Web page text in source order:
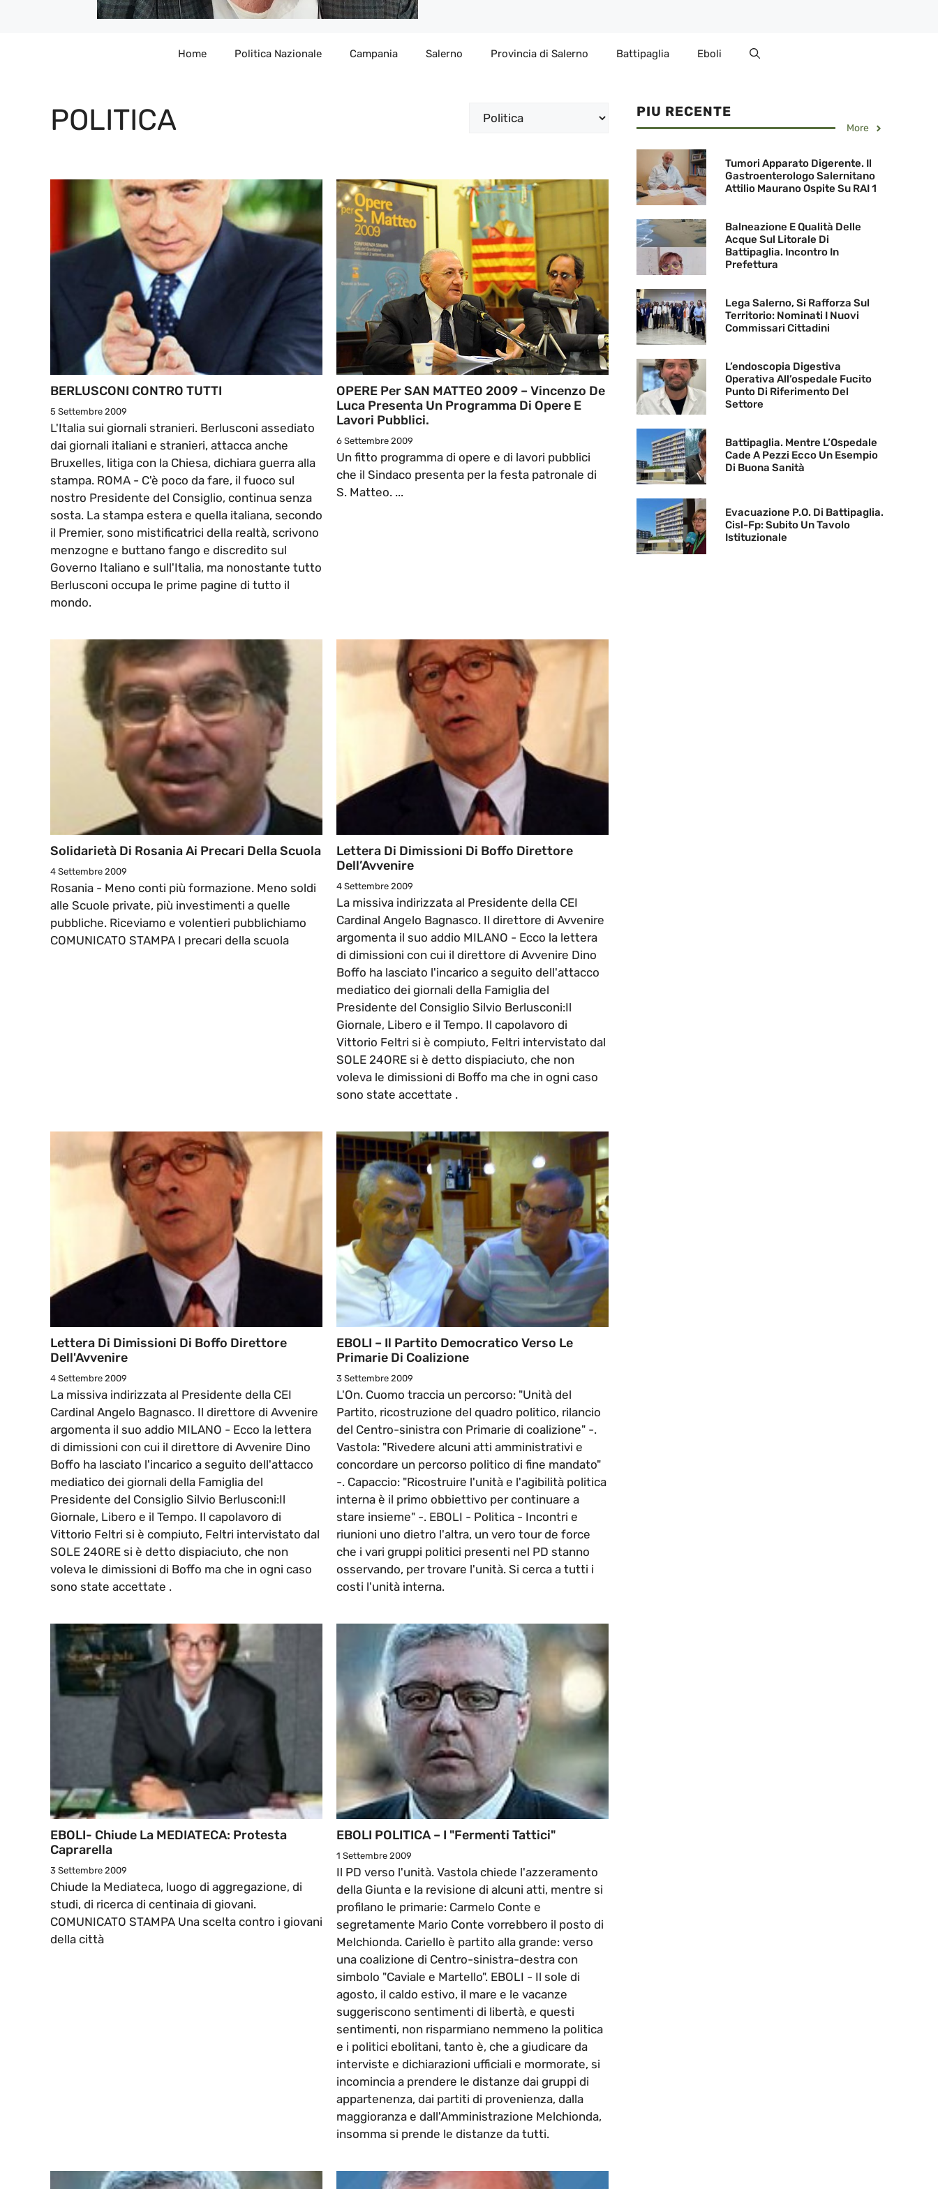
Home Politica Nazionale Campania Salerno Provincia di Salerno Battipaglia Eboli
POLITICA Categorie
BERLUSCONI CONTRO TUTTI
5 Settembre 2009
L'Italia sui giornali stranieri. Berlusconi assediato
dai giornali italiani e stranieri, attacca anche
Bruxelles, litiga con la Chiesa, dichiara guerra alla
stampa. ROMA - C'è poco da fare, il fuoco sul
nostro Presidente del Consiglio, continua senza
sosta. La stampa estera e quella italiana, secondo
il Premier, sono mistificatrici della realtà, scrivono
menzogne e buttano fango e discredito sul
Governo Italiano e sull'Italia, ma nonostante tutto
Berlusconi occupa le prime pagine di tutto il
mondo.
OPERE Per SAN MATTEO 2009 – Vincenzo De
Luca Presenta Un Programma Di Opere E
Lavori Pubblici.
6 Settembre 2009
Un fitto programma di opere e di lavori pubblici
che il Sindaco presenta per la festa patronale di
S. Matteo. ...
Solidarietà Di Rosania Ai Precari Della Scuola
4 Settembre 2009
Rosania - Meno conti più formazione. Meno soldi
alle Scuole private, più investimenti a quelle
pubbliche. Riceviamo e volentieri pubblichiamo
COMUNICATO STAMPA I precari della scuola
Lettera Di Dimissioni Di Boffo Direttore
Dell’Avvenire
4 Settembre 2009
La missiva indirizzata al Presidente della CEI
Cardinal Angelo Bagnasco. Il direttore di Avvenire
argomenta il suo addio MILANO - Ecco la lettera
di dimissioni con cui il direttore di Avvenire Dino
Boffo ha lasciato l'incarico a seguito dell'attacco
mediatico dei giornali della Famiglia del
Presidente del Consiglio Silvio Berlusconi:Il
Giornale, Libero e il Tempo. Il capolavoro di
Vittorio Feltri si è compiuto, Feltri intervistato dal
SOLE 24ORE si è detto dispiaciuto, che non
voleva le dimissioni di Boffo ma che in ogni caso
sono state accettate .
Lettera Di Dimissioni Di Boffo Direttore
Dell'Avvenire
4 Settembre 2009
La missiva indirizzata al Presidente della CEI
Cardinal Angelo Bagnasco. Il direttore di Avvenire
argomenta il suo addio MILANO - Ecco la lettera
di dimissioni con cui il direttore di Avvenire Dino
Boffo ha lasciato l'incarico a seguito dell'attacco
mediatico dei giornali della Famiglia del
Presidente del Consiglio Silvio Berlusconi:Il
Giornale, Libero e il Tempo. Il capolavoro di
Vittorio Feltri si è compiuto, Feltri intervistato dal
SOLE 24ORE si è detto dispiaciuto, che non
voleva le dimissioni di Boffo ma che in ogni caso
sono state accettate .
EBOLI – Il Partito Democratico Verso Le
Primarie Di Coalizione
3 Settembre 2009
L'On. Cuomo traccia un percorso: "Unità del
Partito, ricostruzione del quadro politico, rilancio
del Centro-sinistra con Primarie di coalizione" -.
Vastola: "Rivedere alcuni atti amministrativi e
concordare un percorso politico di fine mandato"
-. Capaccio: "Ricostruire l'unità e l'agibilità politica
interna è il primo obbiettivo per continuare a
stare insieme" -. EBOLI - Politica - Incontri e
riunioni uno dietro l'altra, un vero tour de force
che i vari gruppi politici presenti nel PD stanno
osservando, per trovare l'unità. Si cerca a tutti i
costi l'unità interna.
EBOLI- Chiude La MEDIATECA: Protesta
Caprarella
3 Settembre 2009
Chiude la Mediateca, luogo di aggregazione, di
studi, di ricerca di centinaia di giovani.
COMUNICATO STAMPA Una scelta contro i giovani
della città
EBOLI POLITICA – I "fermenti Tattici"
1 Settembre 2009
Il PD verso l'unità. Vastola chiede l'azzeramento
della Giunta e la revisione di alcuni atti, mentre si
profilano le primarie: Carmelo Conte e
segretamente Mario Conte vorrebbero il posto di
Melchionda. Cariello è partito alla grande: verso
una coalizione di Centro-sinistra-destra con
simbolo "Caviale e Martello". EBOLI - Il sole di
agosto, il caldo estivo, il mare e le vacanze
suggeriscono sentimenti di libertà, e questi
sentimenti, non risparmiano nemmeno la politica
e i politici ebolitani, tanto è, che a giudicare da
interviste e dichiarazioni ufficiali e mormorate, si
incomincia a prendere le distanze dai gruppi di
appartenenza, dai partiti di provenienza, dalla
maggioranza e dall'Amministrazione Melchionda,
insomma si prende le distanze da tutti.
PIU RECENTE
More
Tumori Apparato Digerente. Il
Gastroenterologo Salernitano
Attilio Maurano Ospite Su RAI 1
Balneazione E Qualità Delle
Acque Sul Litorale Di
Battipaglia. Incontro In
Prefettura
Lega Salerno, Si Rafforza Sul
Territorio: Nominati I Nuovi
Commissari Cittadini
L’endoscopia Digestiva
Operativa All’ospedale Fucito
Punto Di Riferimento Del
Settore
Battipaglia. Mentre L’Ospedale
Cade A Pezzi Ecco Un Esempio
Di Buona Sanità
Evacuazione P.O. Di Battipaglia.
Cisl-Fp: Subito Un Tavolo
Istituzionale